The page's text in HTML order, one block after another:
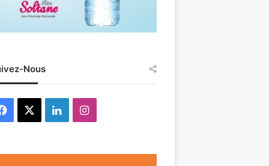
Nous
Facebook LinkedinInstagram